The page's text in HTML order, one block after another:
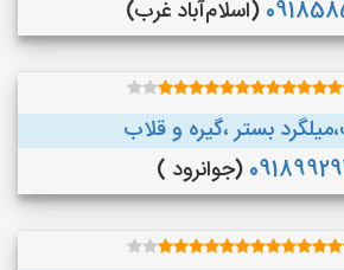
(اسلام‌آباد غرب)
بستر ،گیره و قلاب
(جوانرود )